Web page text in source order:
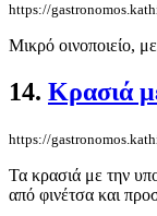
https://
Μικρό οινοποιείο,
14. Κρασιά
https://
Τα κρασιά με την
από φινέτσα και